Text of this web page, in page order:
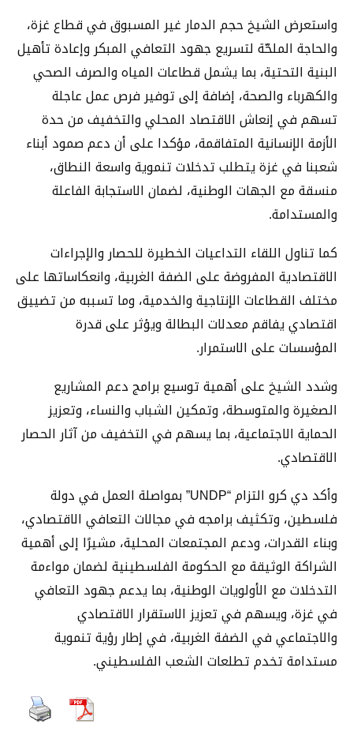
واستعرض الشيخ حجم الدمار غير المسبوق في قطاع غزة،
والحاجة الملحّة لتسريع جهود التعافي المبكر وإعادة تأهيل
البنية التحتية، بما يشمل قطاعات المياه والصرف الصحي
والكهرباء والصحة، إضافة إلى توفير فرص عمل عاجلة
تسهم في إنعاش الاقتصاد المحلي والتخفيف من حدة
الأزمة الإنسانية المتفاقمة، مؤكدا على أن دعم صمود أبناء
شعبنا في غزة يتطلب تدخلات تنموية واسعة النطاق،
منسقة مع الجهات الوطنية، لضمان الاستجابة الفاعلة
والمستدامة.
كما تناول اللقاء التداعيات الخطيرة للحصار والإجراءات
الاقتصادية المفروضة على الضفة الغربية، وانعكاساتها على
مختلف القطاعات الإنتاجية والخدمية، وما تسببه من تضييق
اقتصادي يفاقم معدلات البطالة ويؤثر على قدرة
المؤسسات على الاستمرار.
وشدد الشيخ على أهمية توسيع برامج دعم المشاريع
الصغيرة والمتوسطة، وتمكين الشباب والنساء، وتعزيز
الحماية الاجتماعية، بما يسهم في التخفيف من آثار الحصار
الاقتصادي.
وأكد دي كرو التزام “UNDP” بمواصلة العمل في دولة
فلسطين، وتكثيف برامجه في مجالات التعافي الاقتصادي،
وبناء القدرات، ودعم المجتمعات المحلية، مشيرًا إلى أهمية
الشراكة الوثيقة مع الحكومة الفلسطينية لضمان مواءمة
التدخلات مع الأولويات الوطنية، بما يدعم جهود التعافي
في غزة، ويسهم في تعزيز الاستقرار الاقتصادي
والاجتماعي في الضفة الغربية، في إطار رؤية تنموية
مستدامة تخدم تطلعات الشعب الفلسطيني.